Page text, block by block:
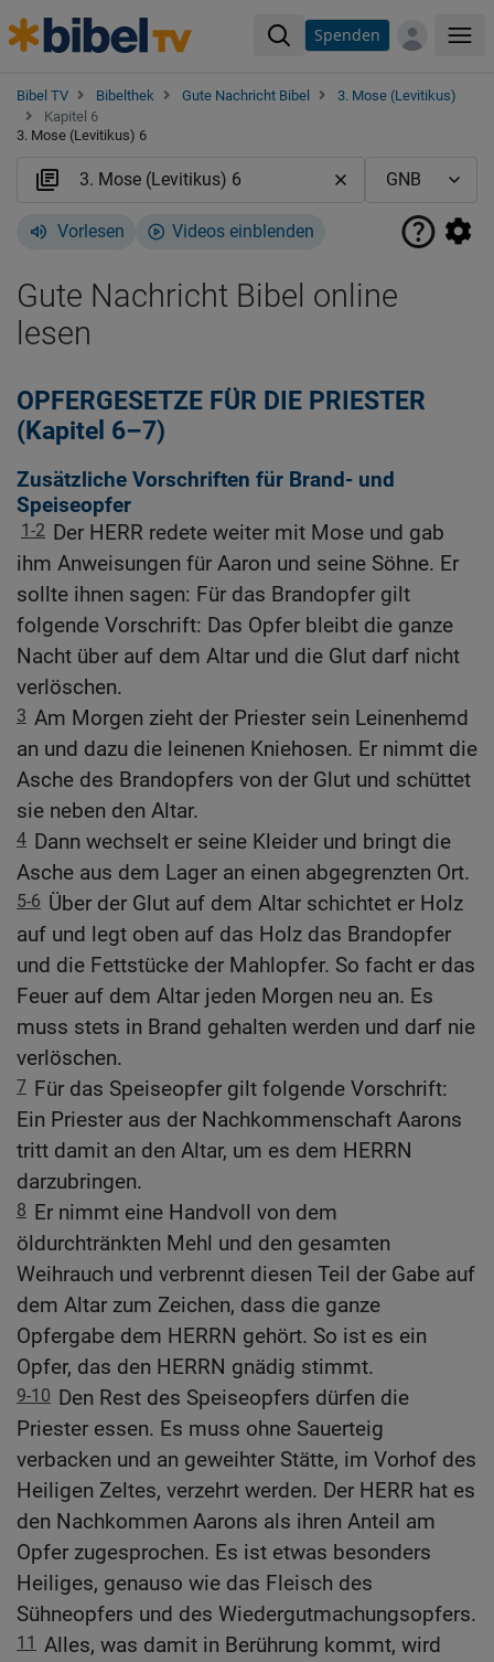
Spenden
Bibel TV Bibelthek Gute Nachricht Bibel
3. Mose (Levitikus)
Kapitel 6
3. Mose (Levitikus) 6
Vorlesen Videos einblenden
Gute Nachricht Bibel online
lesen
OPFERGESETZE FÜR DIE PRIESTER
(Kapitel 6–7)
Zusätzliche Vorschriften für Brand- und
Speiseopfer
1-2 Der HERR redete weiter mit Mose und gab
ihm Anweisungen für Aaron und seine Söhne. Er
sollte ihnen sagen: Für das Brandopfer gilt
folgende Vorschrift: Das Opfer bleibt die ganze
Nacht über auf dem Altar und die Glut darf nicht
verlöschen.
3 Am Morgen zieht der Priester sein Leinenhemd
an und dazu die leinenen Kniehosen. Er nimmt die
Asche des Brandopfers von der Glut und schüttet
sie neben den Altar.
4 Dann wechselt er seine Kleider und bringt die
Asche aus dem Lager an einen abgegrenzten Ort.
5-6 Über der Glut auf dem Altar schichtet er Holz
auf und legt oben auf das Holz das Brandopfer
und die Fettstücke der Mahlopfer. So facht er das
Feuer auf dem Altar jeden Morgen neu an. Es
muss stets in Brand gehalten werden und darf nie
verlöschen.
7 Für das Speiseopfer gilt folgende Vorschrift:
Ein Priester aus der Nachkommenschaft Aarons
tritt damit an den Altar, um es dem HERRN
darzubringen.
8 Er nimmt eine Handvoll von dem
öldurchtränkten Mehl und den gesamten
Weihrauch und verbrennt diesen Teil der Gabe auf
dem Altar zum Zeichen, dass die ganze
Opfergabe dem HERRN gehört. So ist es ein
Opfer, das den HERRN gnädig stimmt.
9-10 Den Rest des Speiseopfers dürfen die
Priester essen. Es muss ohne Sauerteig
verbacken und an geweihter Stätte, im Vorhof des
Heiligen Zeltes, verzehrt werden. Der HERR hat es
den Nachkommen Aarons als ihren Anteil am
Opfer zugesprochen. Es ist etwas besonders
Heiliges, genauso wie das Fleisch des
Sühneopfers und des Wiedergutmachungsopfers.
11 Alles, was damit in Berührung kommt, wird